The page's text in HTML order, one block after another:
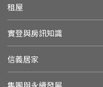
租屋
實登與房訊知識
信義居家